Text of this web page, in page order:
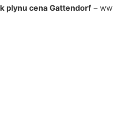
plynu cena Gattendorf –